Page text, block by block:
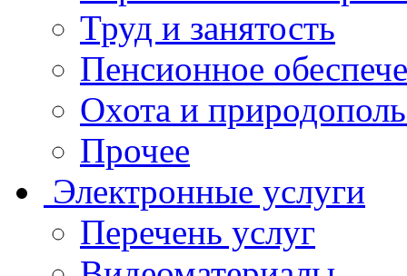
Труд и занятость
Пенсионное
Охота и
Прочее
Электронные услуги
Перечень услуг